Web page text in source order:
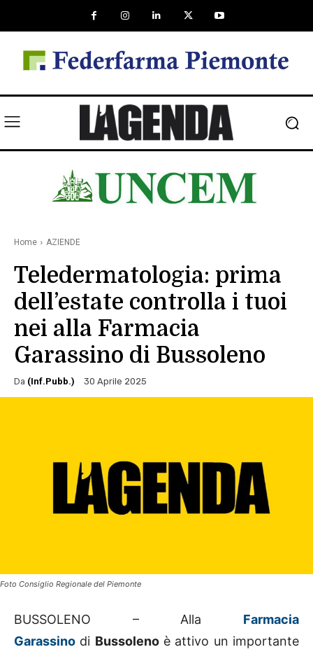
Home AZIENDE
Teledermatologia: prima
dell’estate controlla i tuoi
nei alla Farmacia
Garassino di Bussoleno
Da (Inf.Pubb.) 30 Aprile 2025
Foto Consiglio Regionale del Piemonte
BUSSOLENO – Alla Farmacia
Garassino di Bussolenoè attivo un importante